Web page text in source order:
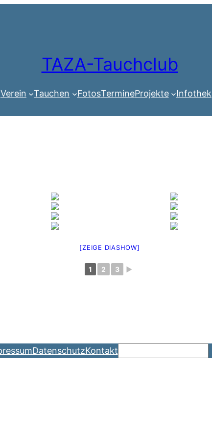
TAZA-Tauchclub
Verein Tauchen FotosTermineProjekte Infothek
[ZEIGE DIASHOW]
1 2 3 ►
DatenschutzKontaktSuchen